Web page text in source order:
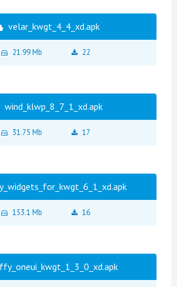
velar_kwgt_4_4_xd.apk
21.99 Mb 22
wind_klwp_8_7_1_xd.apk
31.75 Mb 17
153.1 Mb 16